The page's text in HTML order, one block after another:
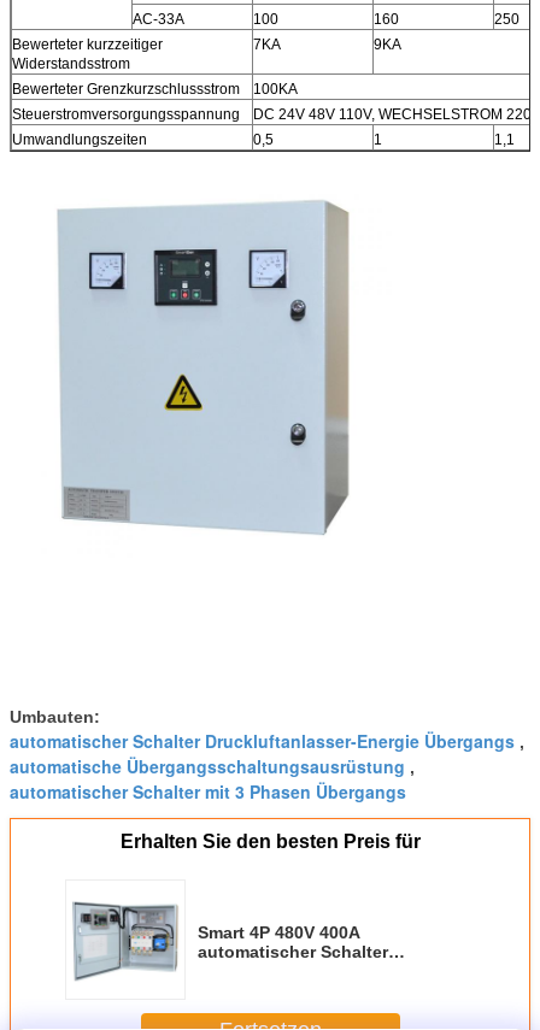
AC-33A
100 160
250
Bewerteter kurzzeitiger
Widerstandsstrom
7KA 9KA
Bewerteter Grenzkurzschlussstrom
100KA
Steuerstromversorgungsspannung
DC 24V 48V 110V, WECHSELSTROM 220V
Umwandlungszeiten
0,5 1 1,1
Umbauten:
automatischer Schalter Druckluftanlasser-Energie Übergangs ,
automatische Übergangsschaltungsausrüstung ,
automatischer Schalter mit 3 Phasen Übergangs
Erhalten Sie den besten Preis für
Smart 4P 480V 400A
automatischer Schalter